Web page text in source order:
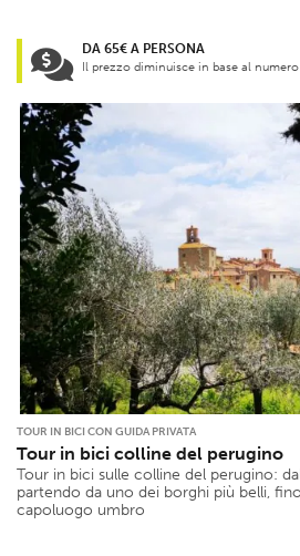
DA 65€ A PERSONA
Il prezzo diminuisce in base al
TOUR IN BICI CON GUIDA PRIVATA
Tour in bici colline del perugino
Tour in bici sulle colline del perugino:
partendo da uno dei borghi più belli,
capoluogo umbro